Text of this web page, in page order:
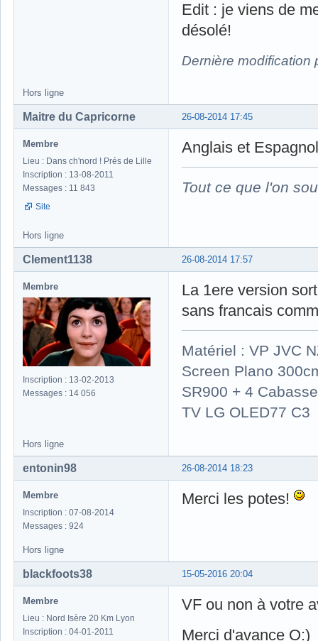
Edit : je viens de
désolé!
Dernière modification
Hors ligne
26-08-2014 17:45
Maitre du Capricorne
Membre
Lieu : Dans ch'nord ! Prés de Lille
Inscription : 13-08-2011
Messages : 11 843
Site
Anglais et
Tout ce que l'on
Hors ligne
26-08-2014 17:57
Clement1138
Membre
Inscription : 13-02-2013
Messages : 14 056
La 1ere version
sans francais
Matériel : VP JVC
Screen Plano
SR900 + 4
TV LG OLED77 C3
Hors ligne
26-08-2014 18:23
entonin98
Membre
Inscription : 07-08-2014
Messages : 924
Merci les potes!
Hors ligne
15-05-2016 20:04
blackfoots38
Membre
Lieu : Nord Isère 20 Km Lyon
Inscription : 04-01-2011
VF ou non à votre
Merci d'avance O:)